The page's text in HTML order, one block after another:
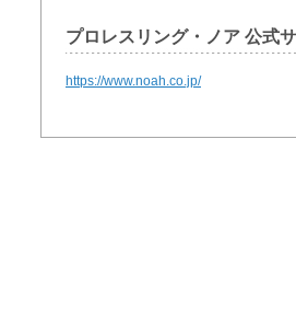
プロレスリング・ノア 公式
https://www.noah.co.jp/